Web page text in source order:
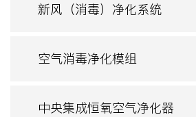
新风（消毒）净化系统
空气消毒净化模组
中央集成恒氧空气净化器